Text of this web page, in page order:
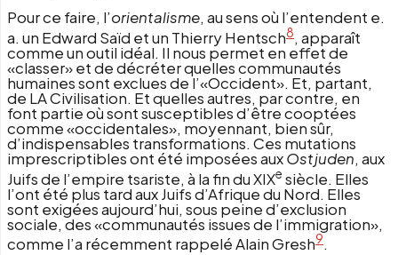
Pour ce faire, l’orientalisme, au sens où l’entendent e.
a. un Edward Saïd et un Thierry Hentsch8, apparaît
comme un outil idéal. Il nous permet en effet de
«classer» et de décréter quelles communautés
humaines sont exclues de l’«Occident». Et, partant,
de LA Civilisation. Et quelles autres, par contre, en
font partie où sont susceptibles d’être cooptées
comme «occidentales», moyennant, bien sûr,
d’indispensables transformations. Ces mutations
imprescriptibles ont été imposées auxOstjuden, aux
Juifs de l’empire tsariste, à la fin du XIXe siècle. Elles
l’ont été plus tard aux Juifs d’Afrique du Nord. Elles
sont exigées aujourd’hui, sous peine d’exclusion
sociale, des «communautés issues de l’immigration»,
comme l’a récemment rappelé Alain Gresh9.